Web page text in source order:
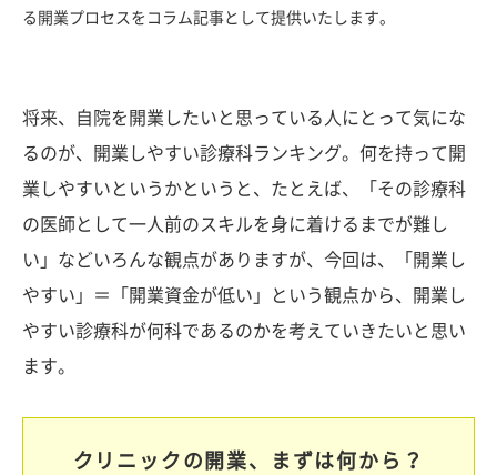
る開業プロセスをコラム記事として提供いたします。
将来、自院を開業したいと思っている人にとって気にな
るのが、開業しやすい診療科ランキング。何を持って開
業しやすいというかというと、たとえば、「その診療科
の医師として一人前のスキルを身に着けるまでが難し
い」などいろんな観点がありますが、今回は、「開業し
やすい」＝「開業資金が低い」という観点から、開業し
やすい診療科が何科であるのかを考えていきたいと思い
ます。
クリニックの開業、まずは何から？